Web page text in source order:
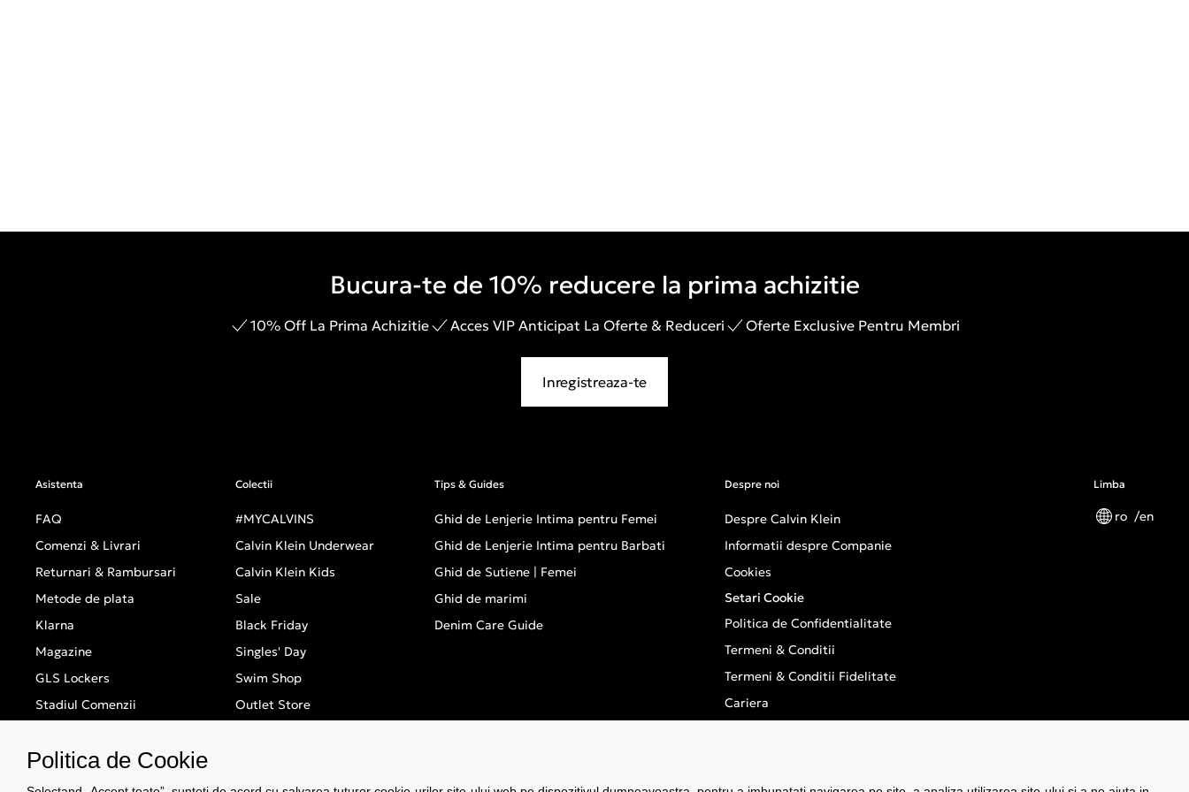
Bucura-te de 10% reducere la prima achizitie
10% Off La Prima Achizitie Acces VIP Anticipat La Oferte & Reduceri Oferte Exclusive Pentru Membri
Inregistreaza-te
Asistenta
FAQ
Comenzi & Livrari
Returnari & Rambursari
Metode de plata
Klarna
Magazine
GLS Lockers
Stadiul Comenzii
Colectii
#MYCALVINS
Calvin Klein Underwear
Calvin Klein Kids
Sale
Black Friday
Singles' Day
Swim Shop
Outlet Store
Tips & Guides
Ghid de Lenjerie Intima pentru Femei
Ghid de Lenjerie Intima pentru Barbati
Ghid de Sutiene | Femei
Ghid de marimi
Denim Care Guide
Despre noi
Despre Calvin Klein
Informatii despre Companie
Cookies
Setari Cookie
Politica de Confidentialitate
Termeni & Conditii
Termeni & Conditii Fidelitate
Cariera
Limba
ro en
Politica de Cookie